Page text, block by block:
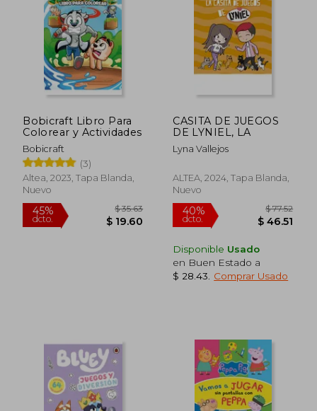
Bobicraft Libro Para
Colorear y Actividades
Bobicraft
(3)
Altea, 2023, Tapa Blanda,
Nuevo
dcto. $ 19.60
CASITA DE JUEGOS
DE LYNIEL, LA
Lyna Vallejos
ALTEA, 2024, Tapa Blanda,
Nuevo
Disponible Usado
en Buen Estado a
$ 28.43
Comprar Usado